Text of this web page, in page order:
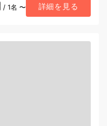
/ 1名 〜 詳細を見る